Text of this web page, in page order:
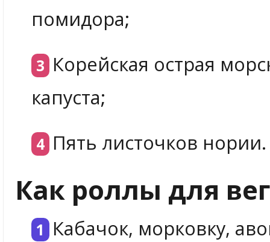
помидора;
Корейская острая
капуста;
Пять листочков нории.
Как роллы для
Кабачок, морковку,